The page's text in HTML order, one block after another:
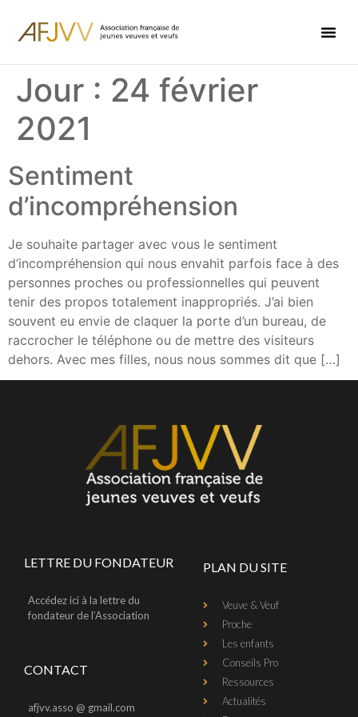
Jour : 24 février
2021
Sentiment
d’incompréhension
Je souhaite partager avec vous le sentiment
d’incompréhension qui nous envahit parfois face à des
personnes proches ou professionnelles qui peuvent
tenir des propos totalement inappropriés. J’ai bien
souvent eu envie de claquer la porte d’un bureau, de
raccrocher le téléphone ou de mettre des visiteurs
dehors. Avec mes filles, nous nous sommes dit que […]
LETTRE DU FONDATEUR
Accédez ici à la lettre du
fondateur de l’Association
CONTACT
afjvv.asso @ gmail.com
PLAN DU SITE
Veuve & Veuf
Proche
Les enfants
Conseils Pro
Ressources
Actualités